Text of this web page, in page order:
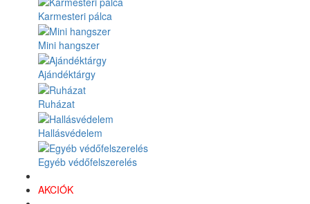
Karmesteri pálca
Mini hangszer
Ajándéktárgy
Ruházat
Hallásvédelem
Egyéb védőfelszerelés
AKCIÓK